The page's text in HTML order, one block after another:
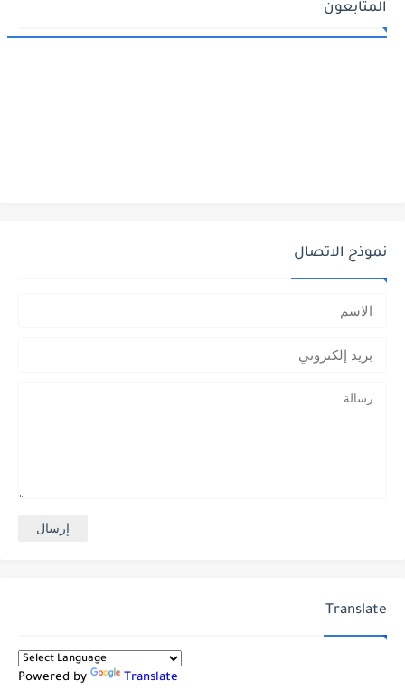
المتابعون
نموذج الاتصال
Translate
Powered by Translate